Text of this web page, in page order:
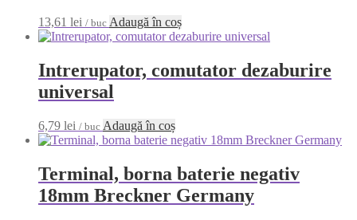
13,61 lei / buc Adaugă în coș
Intrerupator, comutator dezaburire
universal
6,79 lei / buc Adaugă în coș
Terminal, borna baterie negativ
18mm Breckner Germany